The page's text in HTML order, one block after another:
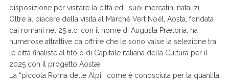
disposizione per visitare la città ed i suoi mercatini natalizi.
Oltre al piacere della visita al Marché Vert Noël, Aosta, fondata
dai romani nel 25 a.c. con il nome di Augusta Prætoria, ha
numerose attrattive da offrire che le sono valse la selezione tra
le città finaliste al titolo di Capitale italiana della Cultura per il
2025 con il progetto Aostæ.
La “piccola Roma delle Alpi”, come è conosciuta per la quantità